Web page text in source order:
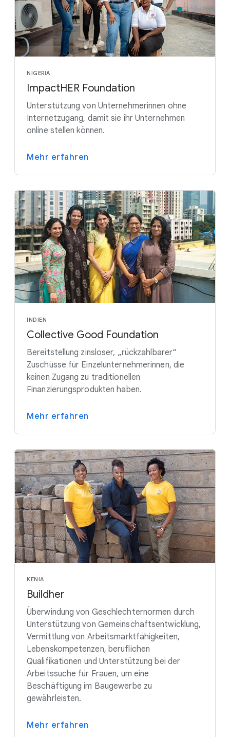
NIGERIA
ImpactHER Foundation
Unterstützung von Unternehmerinnen ohne
Internetzugang, damit sie ihr Unternehmen
online stellen können.
Mehr erfahren
INDIEN
Collective Good Foundation
Bereitstellung zinsloser, „rückzahlbarer“
Zuschüsse für Einzelunternehmerinnen, die
keinen Zugang zu traditionellen
Finanzierungsprodukten haben.
Mehr erfahren
KENIA
Buildher
Überwindung von Geschlechternormen durch
Unterstützung von Gemeinschaftsentwicklung,
Vermittlung von Arbeitsmarktfähigkeiten,
Lebenskompetenzen, beruflichen
Qualifikationen und Unterstützung bei der
Arbeitssuche für Frauen, um eine
Beschäftigung im Baugewerbe zu
gewährleisten.
Mehr erfahren